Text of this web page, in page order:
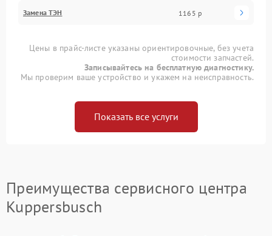
Замена ТЭН 1165 р
Цены в прайс-листе указаны ориентировочные, без учета
стоимости запчастей.
Записывайтесь на бесплатную диагностику.
Мы проверим ваше устройство и укажем на неисправность.
Показать все услуги
Преимущества сервисного центра
Kuppersbusch